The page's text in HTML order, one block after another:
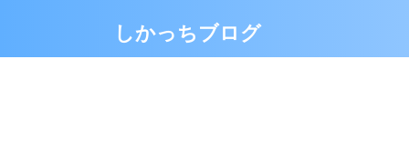
しかっちブログ